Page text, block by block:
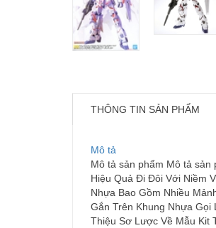
THÔNG TIN SẢN PHẨM
Mô tả
Mô tả sản phẩm Mô tả sản
Hiệu Quả Đi Đôi Với Niềm
Nhựa Bao Gồm Nhiều
Gắn Trên Khung Nhựa Gọi
Thiệu Sơ Lược Về Mẫu Kit